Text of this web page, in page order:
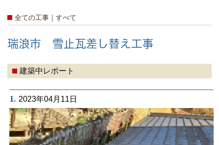
全ての工事｜すべて
瑞浪市 雪止瓦差し替え工事
建築中レポート
1. 2023年04月11日